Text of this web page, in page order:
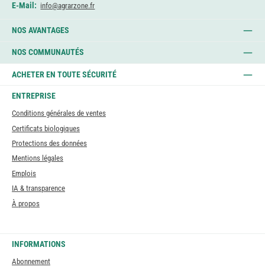
E-Mail: info@agrarzone.fr
NOS AVANTAGES
NOS COMMUNAUTÉS
ACHETER EN TOUTE SÉCURITÉ
ENTREPRISE
Conditions générales de ventes
Certificats biologiques
Protections des données
Mentions légales
Emplois
IA & transparence
À propos
INFORMATIONS
Abonnement